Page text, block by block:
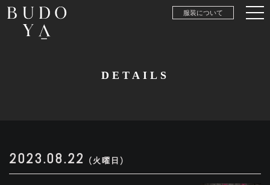
服装について
DETAILS
2023.08.22 (火曜日)